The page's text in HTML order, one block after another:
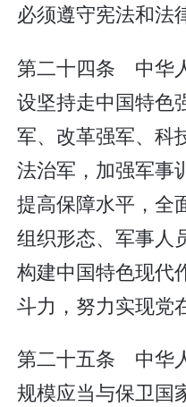
必须遵守宪法和法
第二十四条 中华
设坚持走中国特色
军、改革强军、科
法治军，加强军事
提高保障水平，全
组织形态、军事人
构建中国特色现代
斗力，努力实现党
第二十五条 中华
规模应当与保卫国